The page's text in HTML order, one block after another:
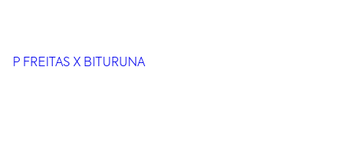
P FREITAS X BITURUNA